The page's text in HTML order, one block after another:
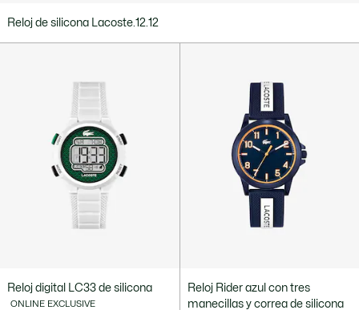
Reloj de silicona Lacoste.12.12
Reloj digital LC33 de silicona
ONLINE EXCLUSIVE
Reloj Rider azul con tres
manecillas y correa de silicona